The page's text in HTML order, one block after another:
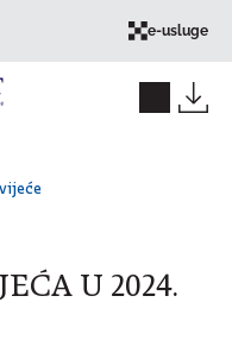
e-usluge
U 2024.